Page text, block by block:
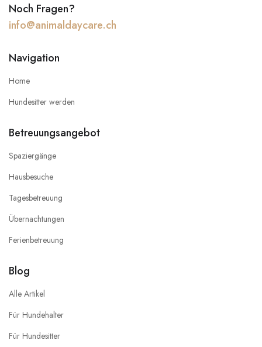
Noch Fragen?
info@animaldaycare.ch
Navigation
Home
Hundesitter werden
Betreuungsangebot
Spaziergänge
Hausbesuche
Tagesbetreuung
Übernachtungen
Ferienbetreuung
Blog
Alle Artikel
Für Hundehalter
Für Hundesitter